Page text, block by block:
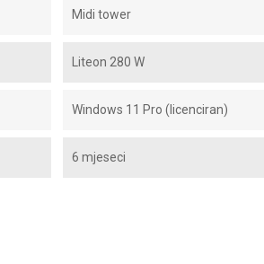
Midi tower
Liteon 280 W
Windows 11 Pro (licenciran)
6 mjeseci